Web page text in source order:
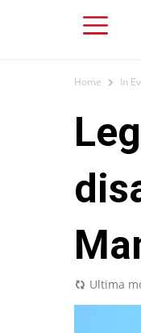
Home In
Ultima